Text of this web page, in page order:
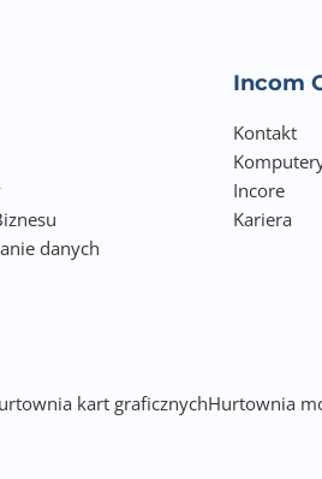
danych
Incom
Kontakt
Incore
Kariera
kart graficznychHurtownia